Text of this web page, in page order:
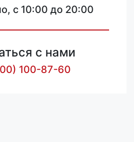
с 10:00 до 20:00
с нами
100-87-60